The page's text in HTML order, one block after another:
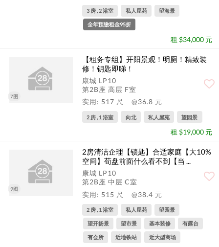
3 房 , 2 浴室 私人屋苑 望海景
全年预缴租金95折
租 $34,000 元
7图
【租务专组】开阳景观！明厕！精致装
修！钥匙即睇！
康城 LP10
第2B座 高层 F室
实用: 517 尺
@36.8 元
2 房 , 1 浴室 向北 私人屋苑 望园景
租 $19,000 元
9图
2房清洁企理【锁匙】合适家庭【大10%
空间】荀盘前面什么看不到【当 ...
康城 LP10
第2B座 中层 C室
实用: 515 尺
@38.4 元
2 房 , 1 浴室 私人屋苑 望园景
望开扬景 望市景 基本装修 有露台
有会所 近地铁站 近大型商场